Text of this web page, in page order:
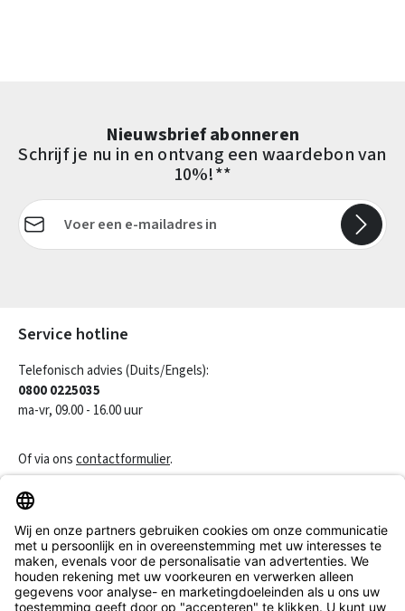
Nieuwsbrief abonneren
Schrijf je nu in en ontvang een waardebon van
10%!**
E-mailadres*
Service hotline
Telefonisch advies (Duits/Engels):
0800 0225035
ma-vr, 09.00 - 16.00 uur
Of via onscontactformulier.
Klantenservice